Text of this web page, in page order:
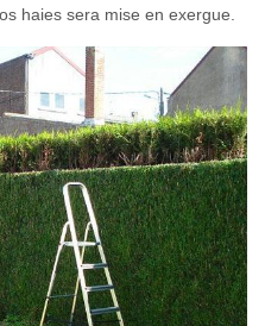
haies sera mise en exergue.